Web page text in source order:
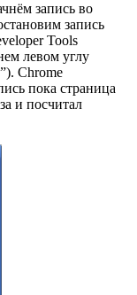
запись во
запись
Tools
левом углу
Chrome
пока страница
и посчитал